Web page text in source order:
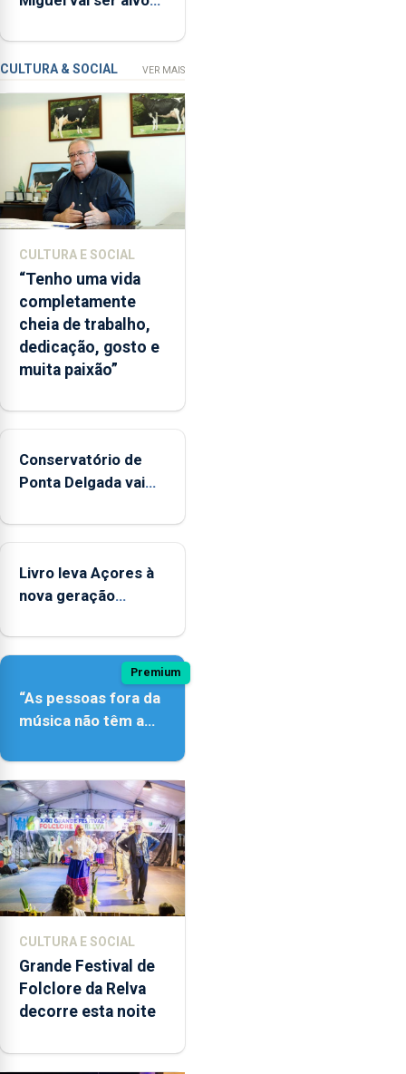
condições
de
ensino
instituição
CULTURA & SOCIAL VER MAIS
CULTURA E SOCIAL
“Tenho uma vida
completamente
cheia de trabalho,
dedicação, gosto e
muita paixão”
Conservatório de
Ponta Delgada vai
instrumentos
Livro leva Açores à
nova geração
Premium
“As pessoas fora da
música não têm a
é produzir uma
música”
CULTURA E SOCIAL
Grande Festival de
Folclore da Relva
decorre esta noite